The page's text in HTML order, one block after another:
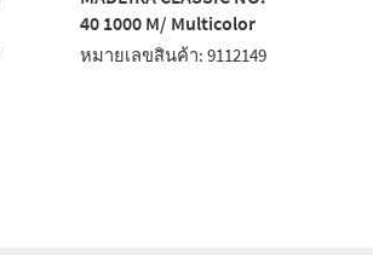
40 1000 M/ Multicolor
หมายเลขสินค้า: 9112149